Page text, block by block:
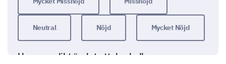
Neutral Nöjd Mycket Nöjd
Hur sannolikt är det att du skulle